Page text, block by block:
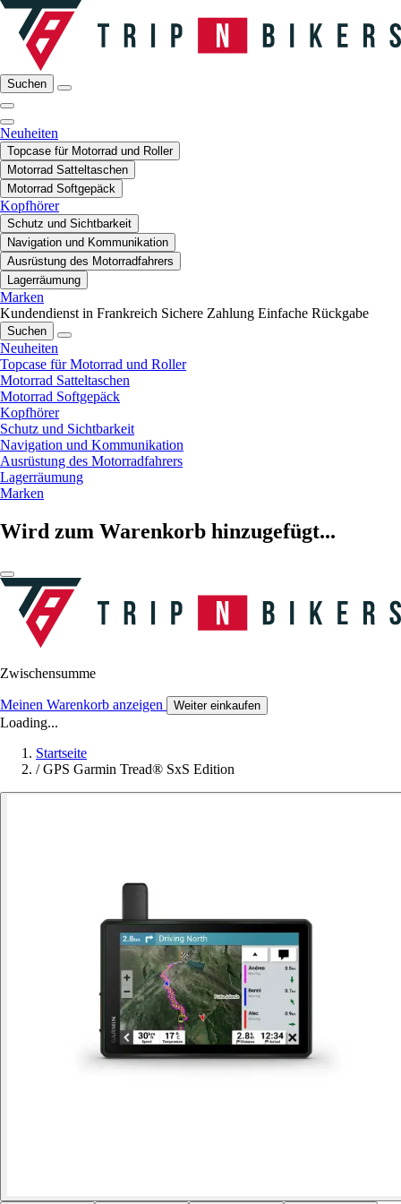
Suchen
Neuheiten
Topcase für Motorrad und Roller
Motorrad Satteltaschen
Motorrad Softgepäck
Kopfhörer
Schutz und Sichtbarkeit
Navigation und Kommunikation
Ausrüstung des Motorradfahrers
Lagerräumung
Marken
Kundendienst in Frankreich Sichere Zahlung Einfache Rückgabe
Suchen
Neuheiten
Topcase für Motorrad und Roller
Motorrad Satteltaschen
Motorrad Softgepäck
Kopfhörer
Schutz und Sichtbarkeit
Navigation und Kommunikation
Ausrüstung des Motorradfahrers
Lagerräumung
Marken
Wird zum Warenkorb hinzugefügt...
Zwischensumme
Meinen Warenkorb anzeigen Weiter einkaufen
Loading...
Startseite
/ GPS Garmin Tread® SxS Edition